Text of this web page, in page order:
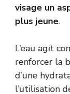
visage un
plus jeune.
L’eau agit
renforcer la
d’une
l’utilisation